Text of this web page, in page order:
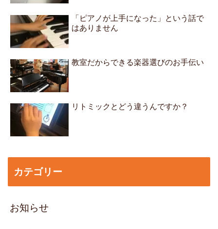
「ピアノが上手になった」という話で
はありません
教室だからできる楽器選びのお手伝い
リトミックとどう違うんですか？
カテゴリー
お知らせ